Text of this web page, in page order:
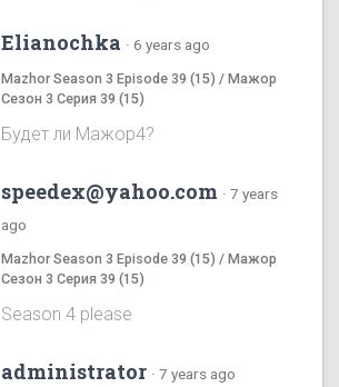
Elianochka · 6 years ago
Mazhor Season 3 Episode 39 (15) / Мажор
Сезон 3 Серия 39 (15)
Будет ли Мажор4?
speedex@yahoo.com · 7 years
ago
Mazhor Season 3 Episode 39 (15) / Мажор
Сезон 3 Серия 39 (15)
Season 4 please
administrator · 7 years ago